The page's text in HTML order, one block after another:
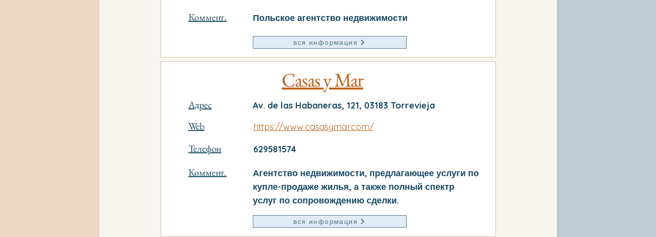
Коммент.
Польское агентство недвижимости
вся информация
Casas y Mar
Адрес
Web
Телефон
Коммент.
Av. de las Habaneras, 121, 03183 Torrevieja
https://www.casasymar.com/
629581574
Агентство недвижимости, предлагающее услуги по
купле-продаже жилья, а также полный спектр
услуг по сопровождению сделки.
вся информация